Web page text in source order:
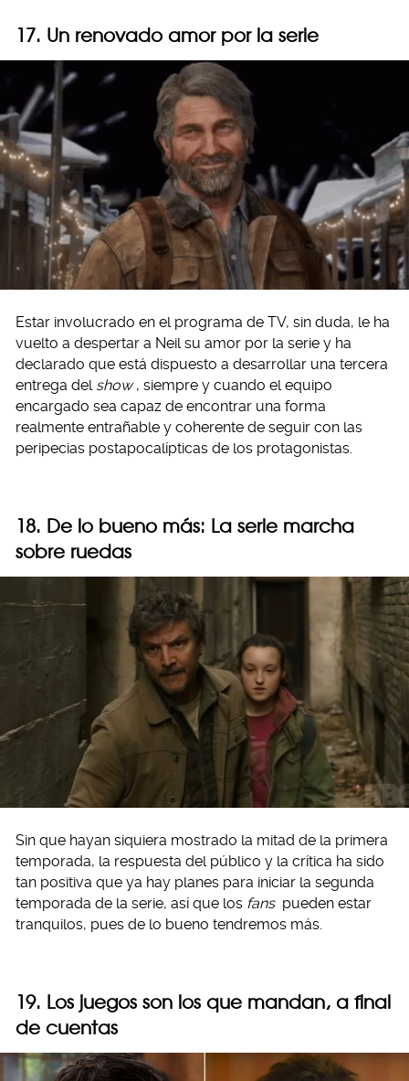
17. Un renovado amor por la serie
Estar involucrado en el programa de TV, sin duda, le ha
vuelto a despertar a Neil su amor por la serie y ha
declarado que está dispuesto a desarrollar una tercera
entrega del show , siempre y cuando el equipo
encargado sea capaz de encontrar una forma
realmente entrañable y coherente de seguir con las
peripecias postapocalípticas de los protagonistas.
18. De lo bueno más: La serie marcha
sobre ruedas
Sin que hayan siquiera mostrado la mitad de la primera
temporada, la respuesta del público y la crítica ha sido
tan positiva que ya hay planes para iniciar la segunda
temporada de la serie, así que los fans pueden estar
tranquilos, pues de lo bueno tendremos más.
19. Los juegos son los que mandan, a final
de cuentas